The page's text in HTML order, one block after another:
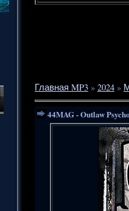
Главная MP3 » 2024 »
44MAG - Outlaw